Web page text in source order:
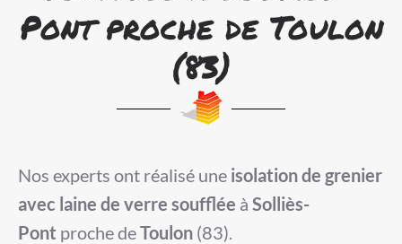
Pont proche de Toulon
(83)
Nos experts ont réalisé une isolation de grenier
avec laine de verre soufflée à Solliès-
Pont proche deToulon (83).